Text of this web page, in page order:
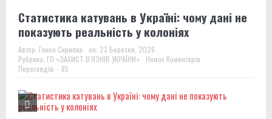
Статистика катувань в Україні: чому дані не
показують реальність у колоніях
Автор: Ганна Скрипка on: 23 Березня, 2026
Рубрика: ГО «ЗАХИСТ В'ЯЗНІВ УКРАЇНИ»
Немає Коментарів
Переглядів: - 85